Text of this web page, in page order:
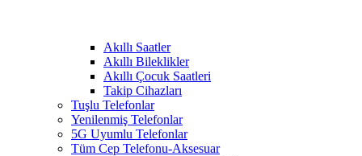
Akıllı Saatler
Akıllı Bileklikler
Akıllı Çocuk Saatleri
Takip Cihazları
Tuşlu Telefonlar
Yenilenmiş Telefonlar
5G Uyumlu Telefonlar
Tüm Cep Telefonu-Aksesuar